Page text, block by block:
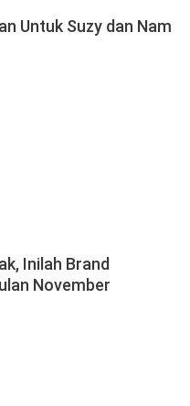
Untuk Suzy dan Nam
Inilah Brand
November